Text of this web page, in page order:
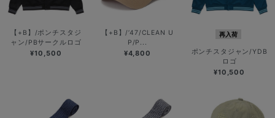
【+B】/ポンチスタジ
ャン/PBサークルロゴ
¥10,500
【+B】/’47/CLEAN U
P/P...
¥4,800
再入荷
ポンチスタジャン/YDB
ロゴ
¥10,500